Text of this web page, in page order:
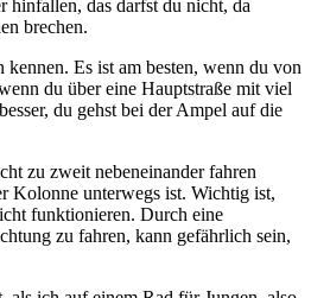
hinfallen, das darfst du nicht, da
brechen.
kennen. Es ist am besten, wenn du von
du über eine Hauptstraße mit viel
du gehst bei der Ampel auf die
zu zweit nebeneinander fahren
Kolonne unterwegs ist. Wichtig ist,
funktionieren. Durch eine
zu fahren, kann gefährlich sein,